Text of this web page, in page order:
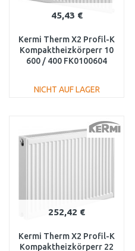
45,43 €
Kermi Therm X2 Profil-K
Kompaktheizkörperr 10
600 / 400 FK0100604
NICHT AUF LAGER
Vergleichen
252,42 €
Kermi Therm X2 Profil-K
Kompaktheizkörperr 22